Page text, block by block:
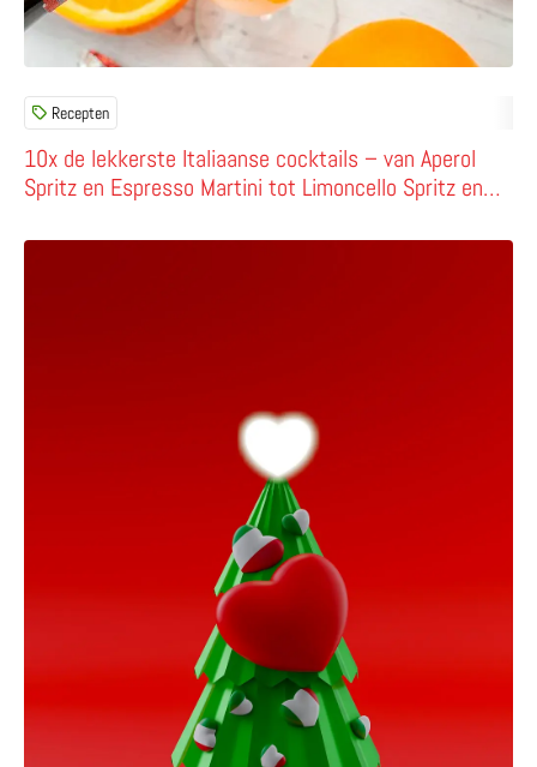
10x de lekkerste Italiaanse cocktails – van Aperol
Spritz en Espresso Martini tot Limoncello Spritz en
Recepten